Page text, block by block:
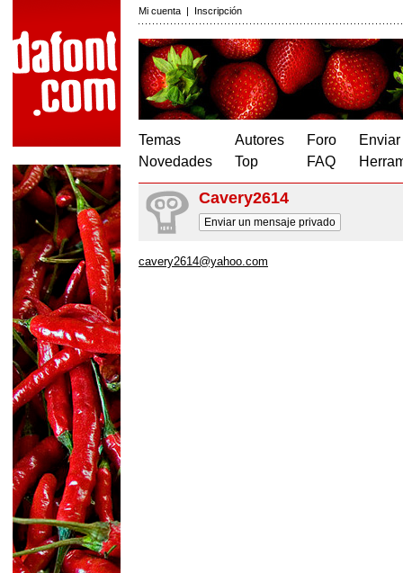
Mi cuenta | Inscripción
Temas
Novedades
Autores
Top
Foro
FAQ
Cavery2614
Enviar un mensaje privado
cavery2614@yahoo.com